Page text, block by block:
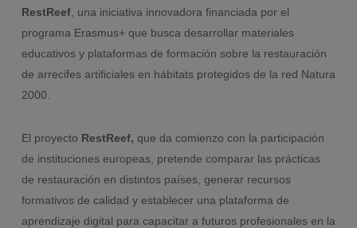
RestReef, una iniciativa innovadora financiada por el
programa Erasmus+ que busca desarrollar materiales
educativos y plataformas de formación sobre la restauración
de arrecifes artificiales en hábitats protegidos de la red Natura
2000.
El proyecto RestReef, que da comienzo con la participación
de instituciones europeas, pretende comparar las prácticas
de restauración en distintos países, generar recursos
formativos de calidad y establecer una plataforma de
aprendizaje digital para capacitar a futuros profesionales en la